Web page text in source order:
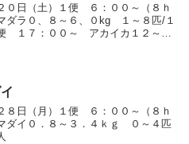
０日（土）１便 ６：００～（８ｈ
ダラ０、８～６、０kg １～８匹/１
１７：００～ アカイカ１２～３
８日（月）１便 ６：００～（８ｈ
ダイ０．８～３．４ｋｇ ０～４匹